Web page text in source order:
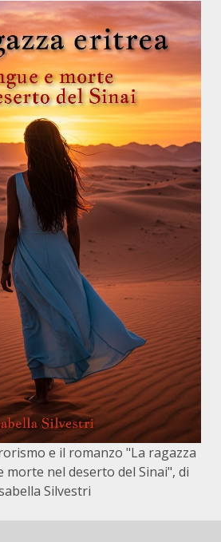
e il romanzo "La ragazza
morte nel deserto del Sinai", di
Silvestri